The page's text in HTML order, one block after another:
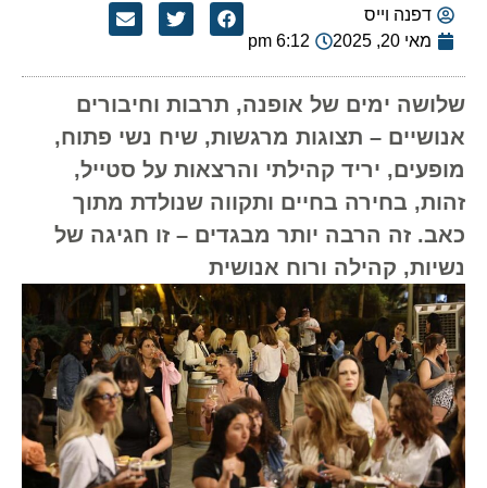
דפנה וייס
מאי 20, 2025
6:12 pm
שלושה ימים של אופנה, תרבות וחיבורים
אנושיים – תצוגות מרגשות, שיח נשי פתוח,
מופעים, יריד קהילתי והרצאות על סטייל,
זהות, בחירה בחיים ותקווה שנולדת מתוך
כאב. זה הרבה יותר מבגדים – זו חגיגה של
נשיות, קהילה ורוח אנושית